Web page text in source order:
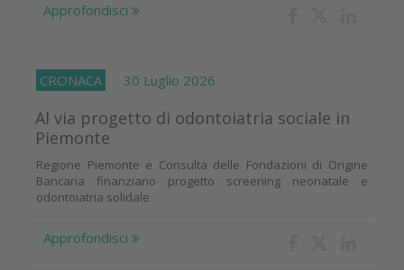
Approfondisci
CRONACA 30 Luglio 2026
Al via progetto di odontoiatria sociale in
Piemonte
Regione Piemonte e Consulta delle Fondazioni di Origine
Bancaria finanziano progetto screening neonatale e
odontoiatria solidale
Approfondisci